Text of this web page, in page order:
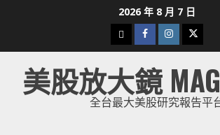
2026 年 8 月 7 日
下
載
美
股
Facebook
Instagram
Twitter
美股放大鏡
全台最大美股研究報告平